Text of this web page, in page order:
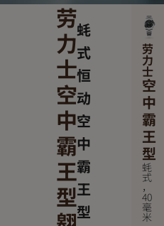
劳
力
士
空
中
霸
王
型
蚝
式
恒
动
空
中
霸
王
型
劳
力
士
空
中
霸
王
型
蚝
式
，
40
毫
米